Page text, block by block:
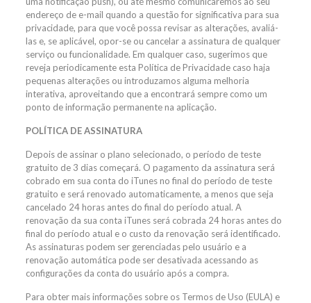
endereço de e-mail quando a questão for significativa para sua
privacidade, para que você possa revisar as alterações, avaliá-
las e, se aplicável, opor-se ou cancelar a assinatura de qualquer
serviço ou funcionalidade. Em qualquer caso, sugerimos que
reveja periodicamente esta Política de Privacidade caso haja
pequenas alterações ou introduzamos alguma melhoria
interativa, aproveitando que a encontrará sempre como um
ponto de informação permanente na aplicação.
POLÍTICA DE ASSINATURA
Depois de assinar o plano selecionado, o período de teste
gratuito de 3 dias começará. O pagamento da assinatura será
cobrado em sua conta do iTunes no final do período de teste
gratuito e será renovado automaticamente, a menos que seja
cancelado 24 horas antes do final do período atual. A
renovação da sua conta iTunes será cobrada 24 horas antes do
final do período atual e o custo da renovação será identificado.
As assinaturas podem ser gerenciadas pelo usuário e a
renovação automática pode ser desativada acessando as
configurações da conta do usuário após a compra.
Para obter mais informações sobre os Termos de Uso (EULA) e